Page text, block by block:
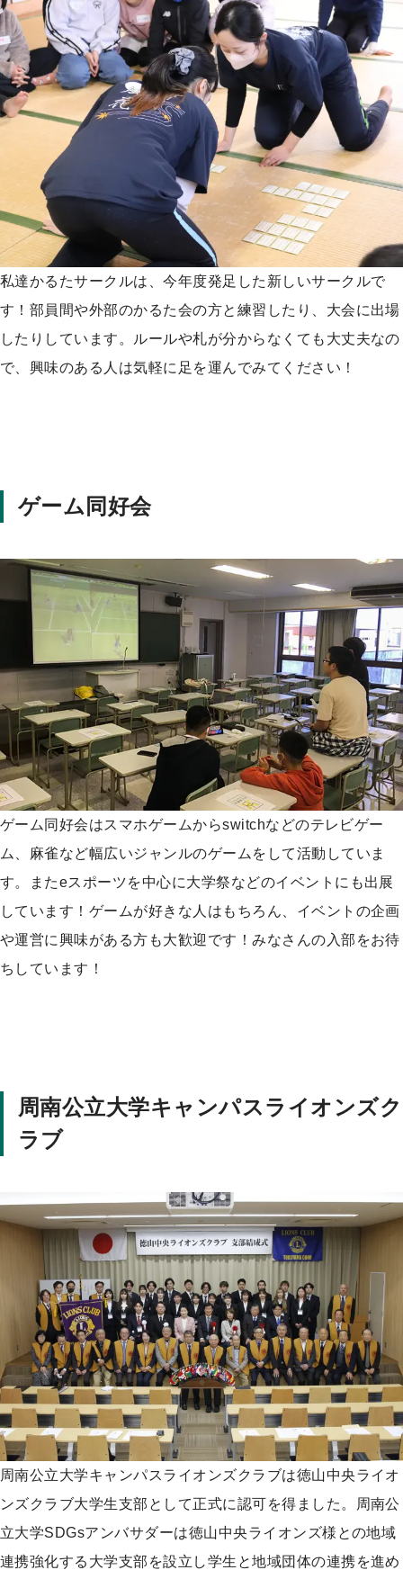
私達かるたサークルは、今年度発足した新しいサークルで
す！部員間や外部のかるた会の方と練習したり、大会に出場
したりしています。ルールや札が分からなくても大丈夫なの
で、興味のある人は気軽に足を運んでみてください！
ゲーム同好会
ゲーム同好会はスマホゲームからswitchなどのテレビゲー
ム、麻雀など幅広いジャンルのゲームをして活動していま
す。またeスポーツを中心に大学祭などのイベントにも出展
しています！ゲームが好きな人はもちろん、イベントの企画
や運営に興味がある方も大歓迎です！みなさんの入部をお待
ちしています！
周南公立大学キャンパスライオンズク
ラブ
周南公立大学キャンパスライオンズクラブは徳山中央ライオ
ンズクラブ大学生支部として正式に認可を得ました。周南公
立大学SDGsアンバサダーは徳山中央ライオンズ様との地域
連携強化する大学支部を設立し学生と地域団体の連携を進め